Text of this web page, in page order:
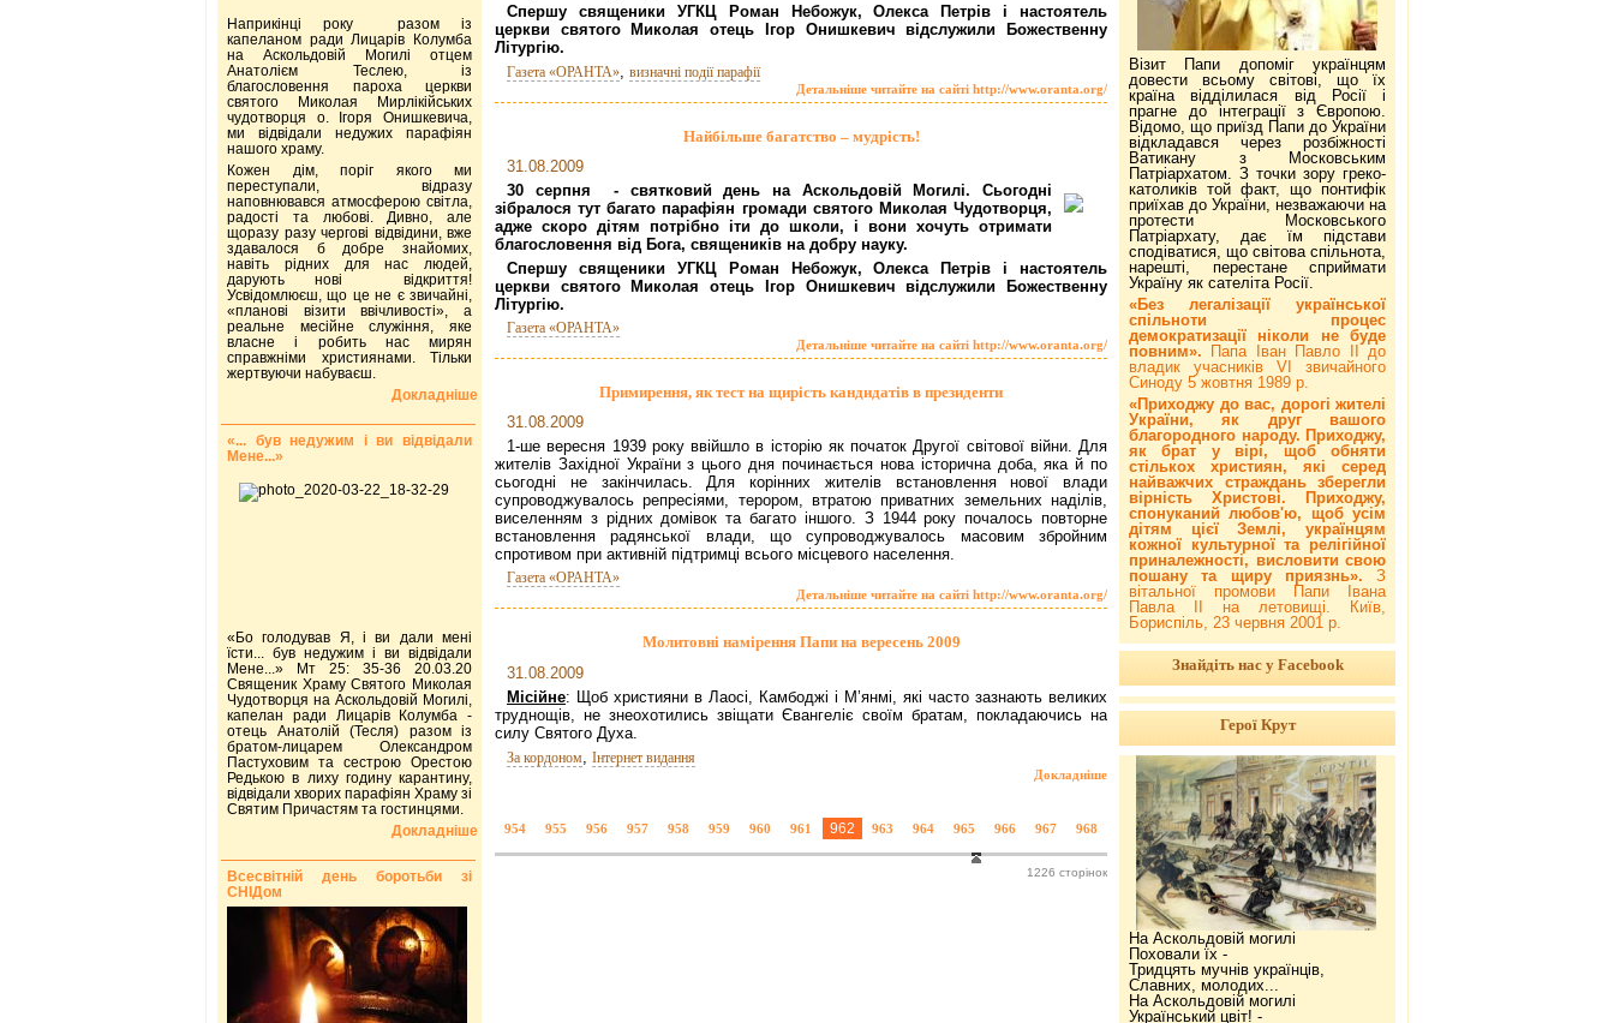
Спершу священики УГКЦ Роман Небожук, Олекса Петрів і настоятель
церкви святого Миколая отець Ігор Онишкевич відслужили Божественну
Літургію.
Газета «ОРАНТА» визначні події парафії
Детальніше читайте на сайті http://www.oranta.org/
Найбільше багатство – мудрість!
31.08.2009
30 серпня - святковий день на Аскольдовій Могилі. Сьогодні
зібралося тут багато парафіян громади святого Миколая Чудотворця,
адже скоро дітям потрібно іти до школи, і вони хочуть отримати
благословення від Бога, священиків на добру науку.
Спершу священики УГКЦ Роман Небожук, Олекса Петрів і настоятель
церкви святого Миколая отець Ігор Онишкевич відслужили Божественну
Літургію.
Газета «ОРАНТА»
Детальніше читайте на сайті http://www.oranta.org/
Примирення, як тест на щирість кандидатів в президенти
31.08.2009
1-ше вересня 1939 року ввійшло в історію як початок Другої світової війни. Для
жителів Західної України з цього дня починається нова історична доба, яка й по
сьогодні не закінчилась. Для корінних жителів встановлення нової влади
супроводжувалось репресіями, терором, втратою приватних земельних наділів,
виселенням з рідних домівок та багато іншого. З 1944 року почалось повторне
встановлення радянської влади, що супроводжувалось масовим збройним
спротивом при активній підтримці всього місцевого населення.
Газета «ОРАНТА»
Детальніше читайте на сайті http://www.oranta.org/
Молитовні намірення Папи на вересень 2009
31.08.2009
Місійне: Щоб християни в Лаосі, Камбоджі і М’янмі, які часто зазнають великих
труднощів, не знеохотились звіщати Євангеліє своїм братам, покладаючись на
силу Святого Духа.
За кордоном Інтернет видання
Докладніше
954 955 956 957 958 959 960 961 962 963 964 965 966 967 968
1226 сторінок
Наприкінці року разом із
капеланом ради Лицарів Колумба
на Аскольдовій Могилі отцем
Анатолієм Теслею, із
благословення пароха церкви
святого Миколая Мирлікійських
чудотворця о. Ігоря Онишкевича,
ми відвідали недужих парафіян
нашого храму.
Кожен дім, поріг якого ми
переступали, відразу
наповнювався атмосферою світла,
радості та любові. Дивно, але
щоразу разу чергові відвідини, вже
здавалося б добре знайомих,
навіть рідних для нас людей,
дарують нові відкриття!
Усвідомлюєш, що це не є звичайні,
«планові візити ввічливості», а
реальне месійне служіння, яке
власне і робить нас мирян
справжніми християнами. Тільки
жертвуючи набуваєш.
Докладніше
«... був недужим і ви відвідали
Мене...»
«Бо голодував Я, і ви дали мені
їсти... був недужим і ви відвідали
Мене...» Мт 25: 35-36 20.03.20
Священик Храму Святого Миколая
Чудотворця на Аскольдовій Могилі,
капелан ради Лицарів Колумба -
отець Анатолій (Тесля) разом із
братом-лицарем Олександром
Пастуховим та сестрою Орестою
Редькою в лиху годину карантину,
відвідали хворих парафіян Храму зі
Святим Причастям та гостинцями.
Докладніше
Всесвітній день боротьби зі
СНІДом
Візит Папи допоміг українцям
довести всьому світові, що їх
країна відділилася від Росії і
прагне до інтеграції з Європою.
Відомо, що приїзд Папи до України
відкладався через розбіжності
Ватикану з Московським
Патріархатом. З точки зору греко-
католиків той факт, що понтифік
приїхав до України, незважаючи на
протести Московського
Патріархату, дає їм підстави
сподіватися, що світова спільнота,
нарешті, перестане сприймати
Україну як сателіта Росії.
«Без легалізації української
спільноти процес
демократизації ніколи не буде
повним».
Папа Іван Павло ІІ до
владик учасників VI звичайного
Синоду 5 жовтня 1989 р.
«Приходжу до вас, дорогі жителі
України, як друг вашого
благородного народу. Приходжу,
як брат у вірі, щоб обняти
стількох християн, які серед
найважчих страждань зберегли
вірність Христові. Приходжу,
спонуканий любов'ю, щоб усім
дітям цієї Землі, українцям
кожної культурної та релігійної
приналежності, висловити свою
пошану та щиру приязнь». З
вітальної промови Папи Івана
Павла ІІ на летовищі. Київ,
Бориспіль, 23 червня 2001 р.
Знайдіть нас у Facebook
Герої Крут
На Аскольдовій могилі
Поховали їх -
Тридцять мучнів українців,
Славних, молодих...
На Аскольдовій могилі
Український цвіт! -